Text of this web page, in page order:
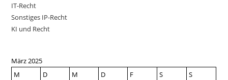
IT-Recht
Sonstiges IP-Recht
KI und Recht
März 2025
M
D M D F S
S